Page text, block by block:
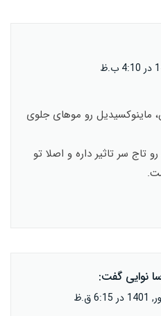
ماینوکسیدیل رو موهای جلوی
تاج سر تاثیر داره و اصلا تو
نوایی گفت: